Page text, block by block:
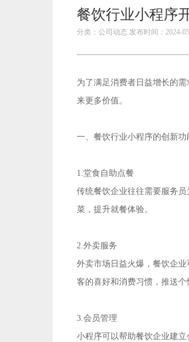
餐饮行业小程序
分类：公司动态 发布时间：2024-
为了满足消费者日益增长的
来更多价值。
一、餐饮行业小程序的创新功
1.堂食自助点餐
传统餐饮企业往往需要服务
菜，提升就餐体验。
2.外卖服务
外卖市场日益火爆，餐饮企
客的喜好和消费习惯，推送个
3.会员管理
小程序可以帮助餐饮企业建